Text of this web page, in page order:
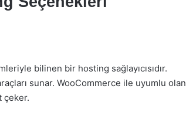
bilinen bir hosting sağlayıcısıdır.
sunar. WooCommerce ile uyumlu olan
çeker.